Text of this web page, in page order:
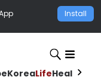
Install
KoreaLifeHealth